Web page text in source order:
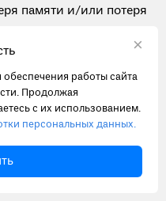
памяти и/или потеря
могут поражать
клетки,
разрезы основной
кровь к тазу и ногам,
стенкой и легким,
крови/жидкости
фасцией.
×
работы сайта
Продолжая
с их использованием.
персональных данных.